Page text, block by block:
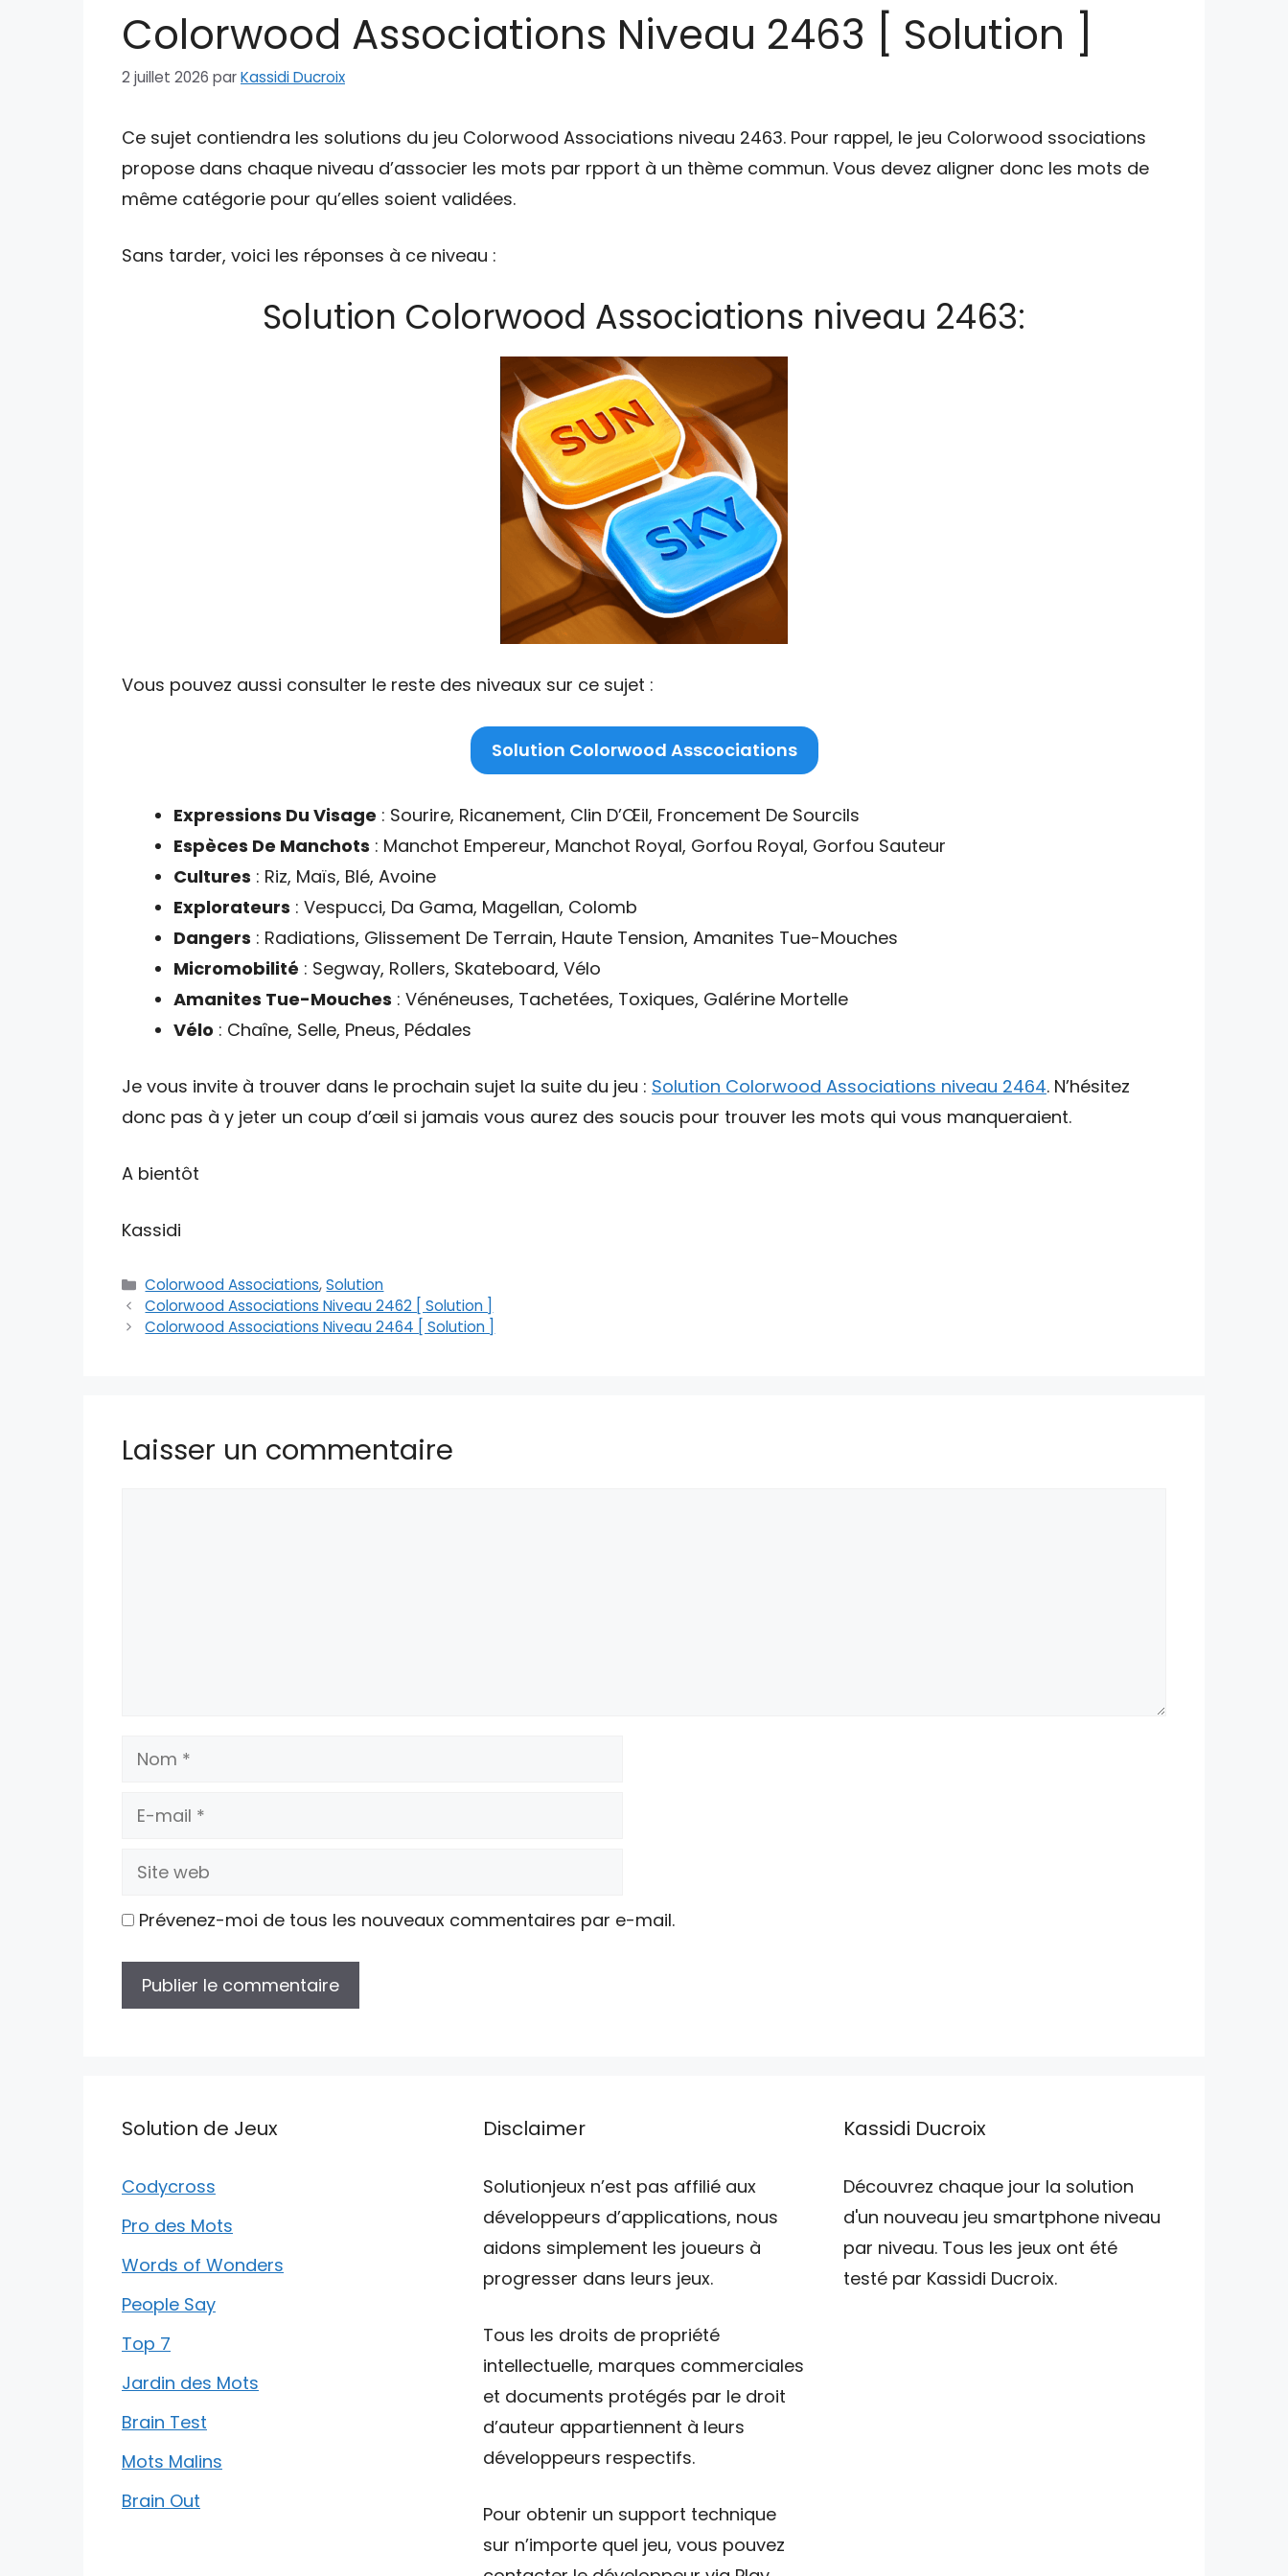
Colorwood Associations Niveau 2463 [ Solution ]
2 juillet 2026 parKassidi Ducroix
Ce sujet contiendra les solutions du jeu Colorwood Associations niveau 2463. Pour rappel, le jeu Colorwood ssociations
propose dans chaque niveau d’associer les mots par rpport à un thème commun. Vous devez aligner donc les mots de
même catégorie pour qu’elles soient validées.
Sans tarder, voici les réponses à ce niveau :
Solution Colorwood Associations niveau 2463:
Vous pouvez aussi consulter le reste des niveaux sur ce sujet :
Solution Colorwood Asscociations
Expressions Du Visage : Sourire, Ricanement, Clin D’Œil, Froncement De Sourcils
Espèces De Manchots : Manchot Empereur, Manchot Royal, Gorfou Royal, Gorfou Sauteur
Cultures : Riz, Maïs, Blé, Avoine
Explorateurs : Vespucci, Da Gama, Magellan, Colomb
Dangers : Radiations, Glissement De Terrain, Haute Tension, Amanites Tue-Mouches
Micromobilité : Segway, Rollers, Skateboard, Vélo
Amanites Tue-Mouches : Vénéneuses, Tachetées, Toxiques, Galérine Mortelle
Vélo : Chaîne, Selle, Pneus, Pédales
Je vous invite à trouver dans le prochain sujet la suite du jeu : Solution Colorwood Associations niveau 2464. N’hésitez
donc pas à y jeter un coup d’œil si jamais vous aurez des soucis pour trouver les mots qui vous manqueraient.
A bientôt
Kassidi
Catégories
Colorwood Associations,Solution
Colorwood Associations Niveau 2462 [ Solution ]
Colorwood Associations Niveau 2464 [ Solution ]
Laisser un commentaire
Nom
E-
Site
Prévenez-moi de tous les nouveaux commentaires par e-mail.
Solution de Jeux
Codycross
Pro des Mots
Words of Wonders
People Say
Top 7
Jardin des Mots
Brain Test
Mots Malins
Brain Out
Disclaimer
Solutionjeux n’est pas affilié aux
développeurs d’applications, nous
aidons simplement les joueurs à
progresser dans leurs jeux.
Tous les droits de propriété
intellectuelle, marques commerciales
et documents protégés par le droit
d’auteur appartiennent à leurs
développeurs respectifs.
Pour obtenir un support technique
sur n’importe quel jeu, vous pouvez
Kassidi Ducroix
Découvrez chaque jour la solution
d'un nouveau jeu smartphone niveau
par niveau. Tous les jeux ont été
testé par Kassidi Ducroix.